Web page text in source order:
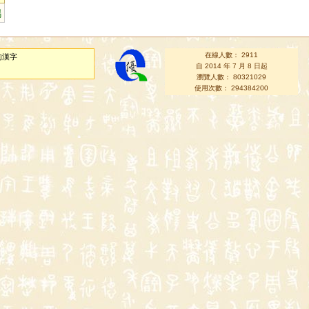
漢字
在線人數： 2911
自 2014 年 7 月 8 日起
瀏覽人數： 80321029
使用次數： 294384200